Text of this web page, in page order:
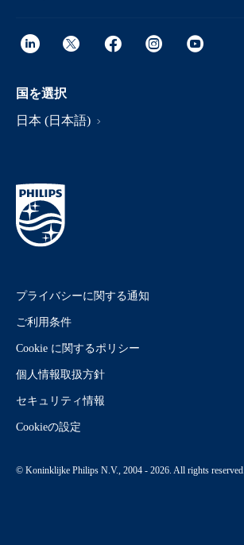
国を選択
日本 (日本語)
プライバシーに関する通知
ご利用条件
Cookie に関するポリシー
個人情報取扱方針
セキュリティ情報
Cookieの設定
© Koninklijke Philips N.V., 2004 - 2026. All rights reserved.